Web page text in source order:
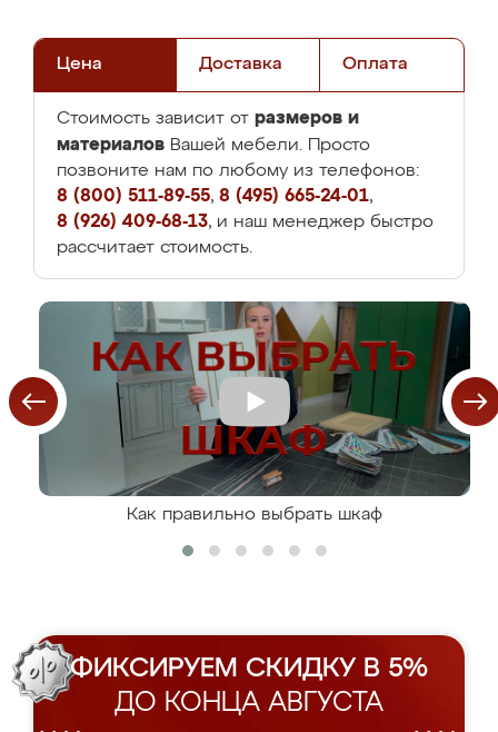
Цена Доставка Оплата
Стоимость зависит от размеров и
материалов Вашей мебели. Просто
позвоните нам по любому из телефонов:
8 (800) 511-89-55, 8 (495) 665-24-01,
8 (926) 409-68-13, и наш менеджер быстро
рассчитает стоимость.
Как правильно выбрать шкаф
ФИКСИРУЕМ СКИДКУ В 5%
ДО КОНЦА АВГУСТА